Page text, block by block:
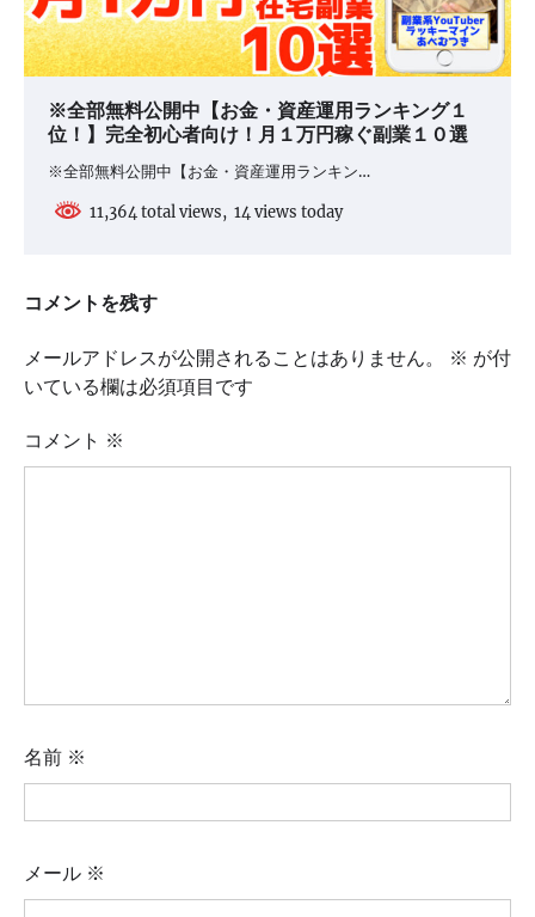
※全部無料公開中【お金・資産運用ランキング１
位！】完全初心者向け！月１万円稼ぐ副業１０選
※全部無料公開中【お金・資産運用ランキン…
11,364 total views, 14 views today
コメントを残す
メールアドレスが公開されることはありません。 ※ が付
いている欄は必須項目です
コメント ※
名前 ※
メール ※